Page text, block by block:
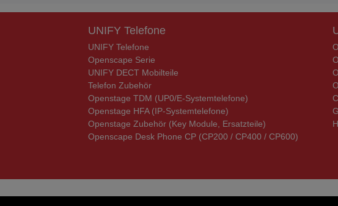
UNIFY Telefone
UNIFY Telefone
Openscape Serie
UNIFY DECT Mobilteile
Telefon Zubehör
Openstage TDM (UP0/E-Systemtelefone)
Openstage HFA (IP-Systemtelefone)
Openstage Zubehör (Key Module, Ersatzteile)
Openscape Desk Phone CP (CP200 / CP400 / CP600)